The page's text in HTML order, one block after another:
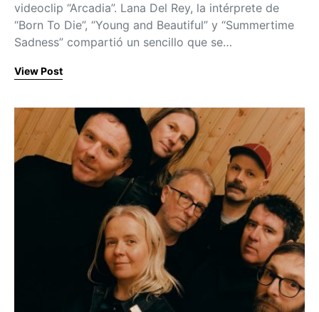
videoclip “Arcadia”. Lana Del Rey, la intérprete de
“Born To Die”, “Young and Beautiful” y “Summertime
Sadness” compartió un sencillo que se…
View Post